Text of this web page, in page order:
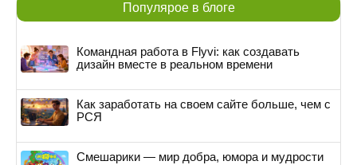
Популярое в блоге
Командная работа в Flyvi: как создавать
дизайн вместе в реальном времени
Как заработать на своем сайте больше, чем с
РСЯ
Смешарики — мир добра, юмора и мудрости